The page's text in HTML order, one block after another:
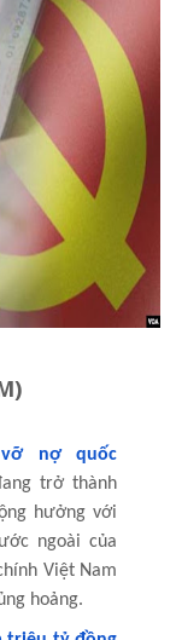
nợ quốc
trở thành
hưởng với
ngoài của
Việt Nam
hoảng.